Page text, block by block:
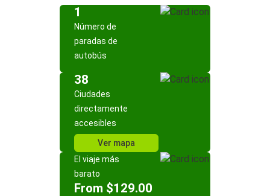
1
Número de
paradas de
autobús
38
Ciudades
directamente
accesibles
Ver mapa
El viaje más
barato
From $129.00